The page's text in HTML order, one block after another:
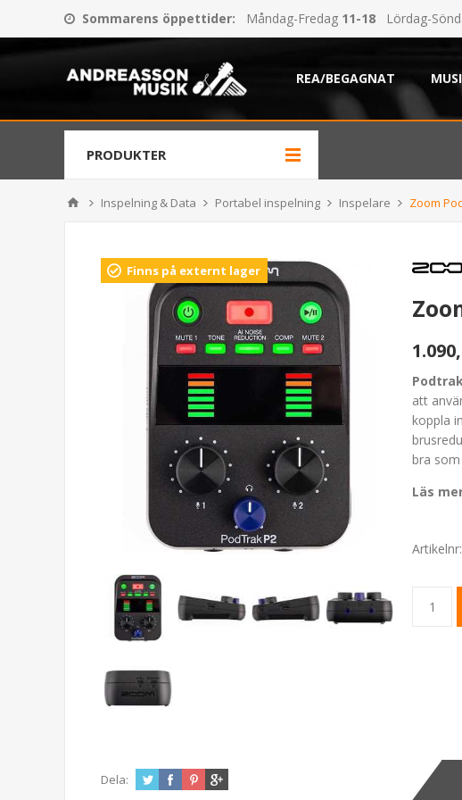
Sommarens öppettider: Måndag-Fredag 11-18 Lördag-
REA/BEGAGNAT
PRODUKTER
Inspelning & Data Portabel inspelning Inspelare Zoom
Finns på externt lager
att
koppla
bra
Läs
Artikelnr:
Dela: